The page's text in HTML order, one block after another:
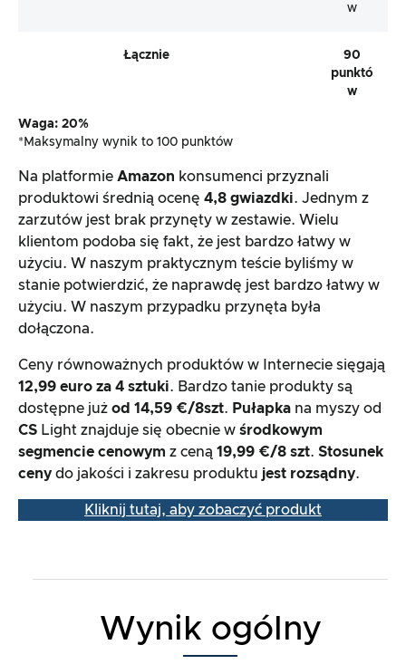
w
Łącznie
90
punktó
w
Waga: 20%
*Maksymalny wynik to 100 punktów
Na platformie Amazon konsumenci przyznali
produktowi średnią ocenę 4,8 gwiazdki. Jednym z
zarzutów jest brak przynęty w zestawie. Wielu
klientom podoba się fakt, że jest bardzo łatwy w
użyciu. W naszym praktycznym teście byliśmy w
stanie potwierdzić, że naprawdę jest bardzo łatwy w
użyciu. W naszym przypadku przynęta była
dołączona.
Ceny równoważnych produktów w Internecie sięgają
12,99 euro za 4 sztuki. Bardzo tanie produkty są
dostępne już od 14,59 €/8szt. Pułapka na myszy od
CS Light znajduje się obecnie w środkowym
segmencie cenowym z ceną 19,99 €/8 szt. Stosunek
ceny do jakości i zakresu produktu jest rozsądny.
Kliknij tutaj, aby zobaczyć produkt
Wynik ogólny